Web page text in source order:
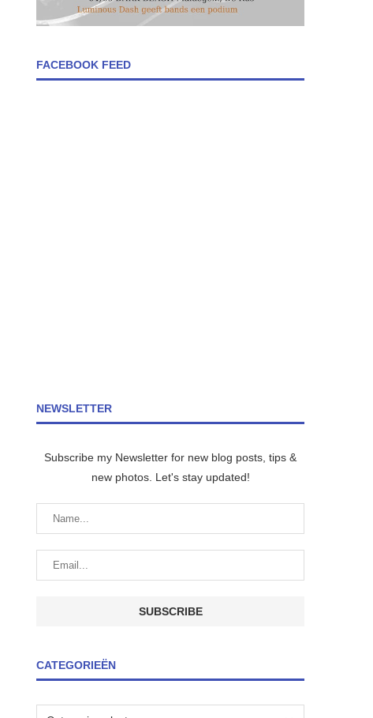
FACEBOOK FEED
NEWSLETTER
Subscribe my Newsletter for new blog posts, tips &
new photos. Let's stay updated!
CATEGORIEËN